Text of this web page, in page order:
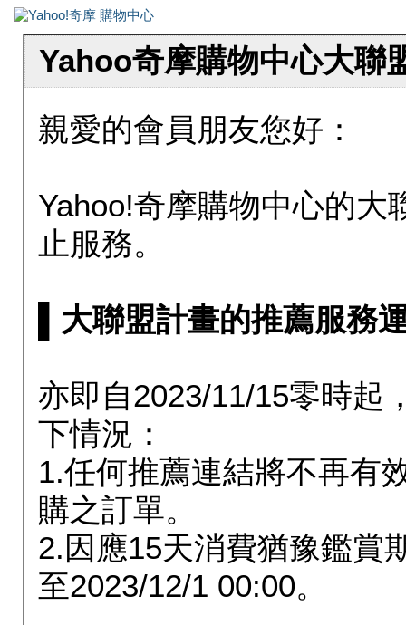
Yahoo奇摩購物中心大聯
親愛的會員朋友您好：
Yahoo!奇摩購物中心的大
止服務。
▌大聯盟計畫的推薦服務
亦即自2023/11/15零時起
下情況：
1.任何推薦連結將不再有
購之訂單。
2.因應15天消費猶豫鑑賞
至2023/12/1 00:00。